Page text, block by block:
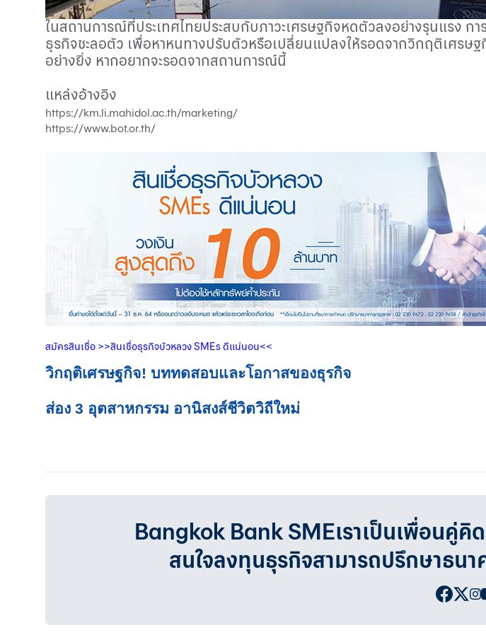
ในสถานการณ์ที่ประเทศไทยประสบกับภาวะเศรษฐกิจหดตัวลงอย่างรุนแรง ก
ธุรกิจชะลอตัว เพื่อหาหนทางปรับตัวหรือเปลี่ยนแปลงให้รอดจากวิกฤติเศรษ
อย่างยิ่ง หากอยากจะรอดจากสถานการณ์นี้
แหล่งอ้างอิง
https://km.li.mahidol.ac.th/marketing/
https://www.bot.or.th/
สมัครสินเชื่อ >>สินเชื่อธุรกิจบัวหลวงSMEsดีแน่นอน<<
วิกฤติเศรษฐกิจ! บททดสอบและโอกาสของธุรกิจ
ส่อง 3 อุตสาหกรรม อานิสงส์ชีวิตวิถีใหม่
Bangkok Bank SMEเราเป็นเพื่อนคู่คิ
สนใจลงทุนธุรกิจสามารถปรึกษาธน